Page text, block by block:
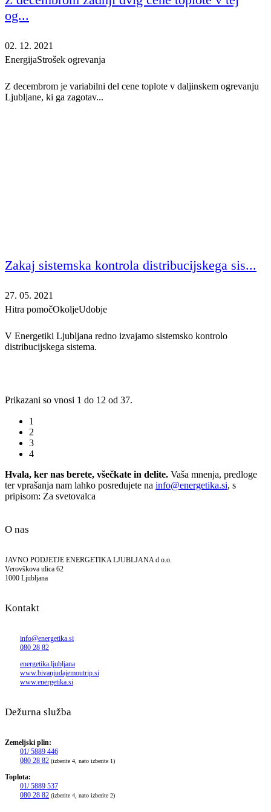
og...
02. 12. 2021
EnergijaStrošek ogrevanja
Z decembrom je variabilni del cene toplote v daljinskem ogrevanju
Ljubljane, ki ga zagotav...
Zakaj sistemska kontrola distribucijskega sis...
27. 05. 2021
Hitra pomočOkoljeUdobje
V Energetiki Ljubljana redno izvajamo sistemsko kontrolo
distribucijskega sistema.
Prikazani so vnosi 1 do 12 od 37.
1
2
3
4
Hvala, ker nas berete, všečkate in delite. Vaša mnenja, predloge
ter vprašanja nam lahko posredujete na info@energetika.si, s
pripisom: Za svetovalca
O nas
JAVNO PODJETJE ENERGETIKA LJUBLJANA d.o.o.
Verovškova ulica 62
1000 Ljubljana
Kontakt
info@energetika.si
080 28 82
energetika.ljubljana
www.bivanjudajemoutrip.si
www.energetika.si
Dežurna služba
Zemeljski plin:
01/ 5889 446
080 28 82 (izberite 4, nato izberite 1)
Toplota:
01/ 5889 537
080 28 82 (izberite 4, nato izberite 2)